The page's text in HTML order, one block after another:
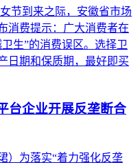
节到来之际，安徽省市场
消费提示：广大消费者在
生”的消费误区。选择卫
日期和保质期，最好即买
台企业开展反垄断合
）为落实“着力强化反垄